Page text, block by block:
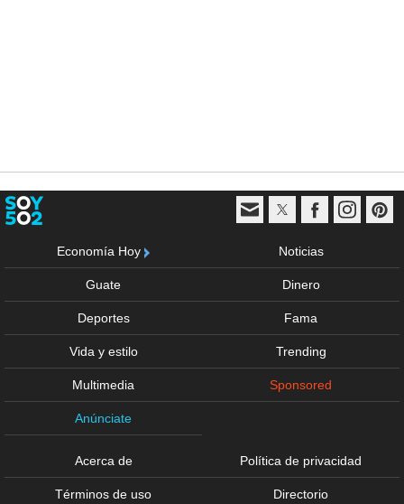
Economía Hoy Noticias
Guate Dinero
Deportes Fama
Vida y estilo Trending
Multimedia Sponsored
Anúnciate
Acerca de Política de privacidad
Términos de uso Directorio